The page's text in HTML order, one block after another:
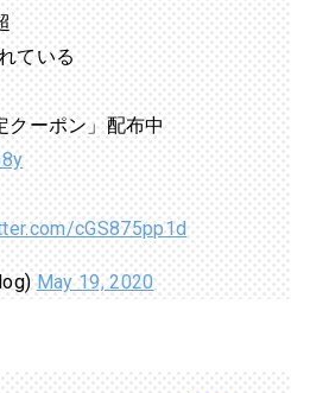
ている
クーポン」配布中
cGS875pp1d
May 19, 2020